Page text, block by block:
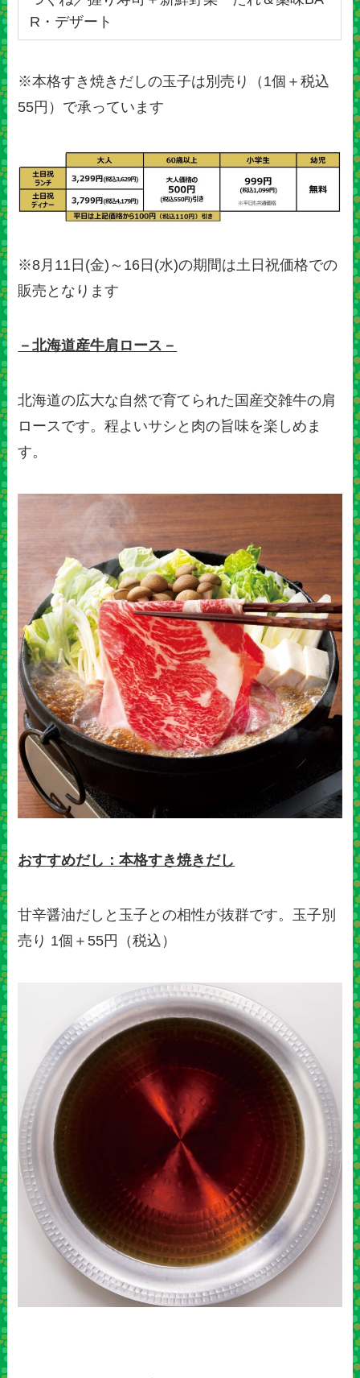
R・デザート
※本格すき焼きだしの玉子は別売り（1個＋税込
55円）で承っています
※8月11日(金)～16日(水)の期間は土日祝価格での
販売となります
－北海道産牛肩ロース－
北海道の広大な自然で育てられた国産交雑牛の肩
ロースです。程よいサシと肉の旨味を楽しめま
す。
おすすめだし：本格すき焼きだし
甘辛醤油だしと玉子との相性が抜群です。玉子別
売り 1個＋55円（税込）